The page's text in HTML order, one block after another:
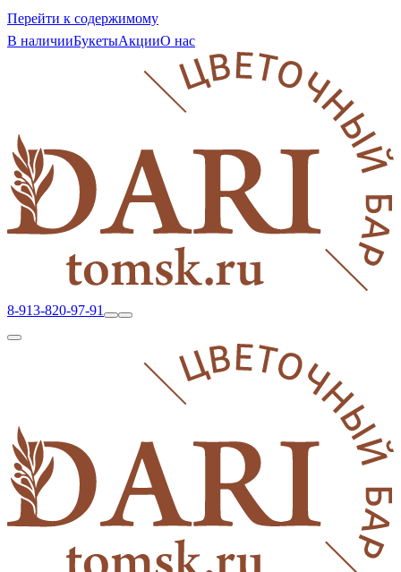
Перейти к содержимому
В наличииБукетыАкцииО нас
8-913-820-97-91